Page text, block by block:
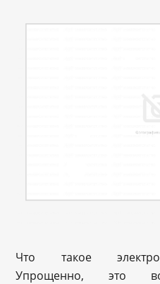
Что такое
Упрощенно, это